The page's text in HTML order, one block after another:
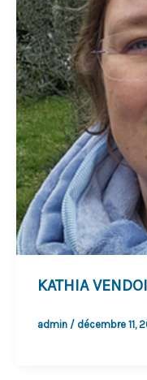
KATHIA
admin / décembre 11,